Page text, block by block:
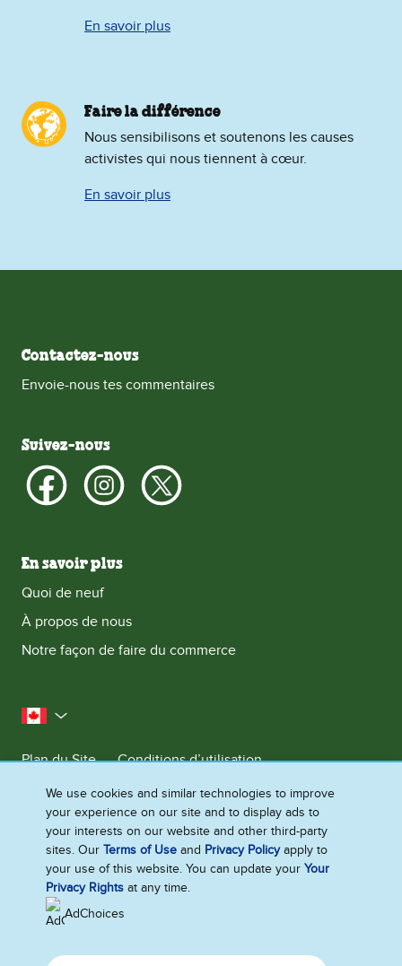
En savoir plus
Faire la différence
Nous sensibilisons et soutenons les causes
activistes qui nous tiennent à cœur.
En savoir plus
Contactez-nous
Envoie-nous tes commentaires
Suivez-nous
En savoir plus
Quoi de neuf
À propos de nous
Notre façon de faire du commerce
le Canada
Plan du Site
Conditions d’utilisation
Contactez-nous
Avis de Confidentialite
Préférences en matière de cookies
©2026 Ben & Jerry's Homemade, Inc. Tous droits réservés. Ce site Web
s'adresse uniquement aux consommateurs canadiens de produits et
services de Ben & Jerry's Homemade, Inc. Ce site Web ne s'adresse pas
aux consommateurs des États-Unis et à l'extérieur du Canada.
We use cookies and similar technologies to improve
your experience on our site and to display ads to
your interests on our website and other third-party
sites. OurTerms of Use and Privacy Policyapply to
your use of this website. You can update yourYour
Privacy Rights at any time.
AdChoices